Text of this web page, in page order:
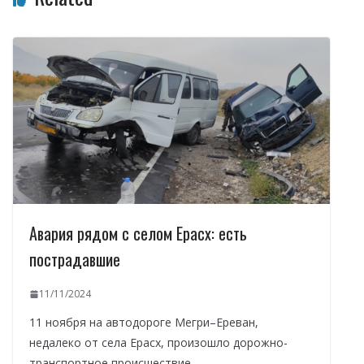
Авария рядом с селом Ерасх: есть
пострадавшие
11/11/2024
11 ноября на автодороге Мегри–Ереван,
недалеко от села Ерасх, произошло дорожно-